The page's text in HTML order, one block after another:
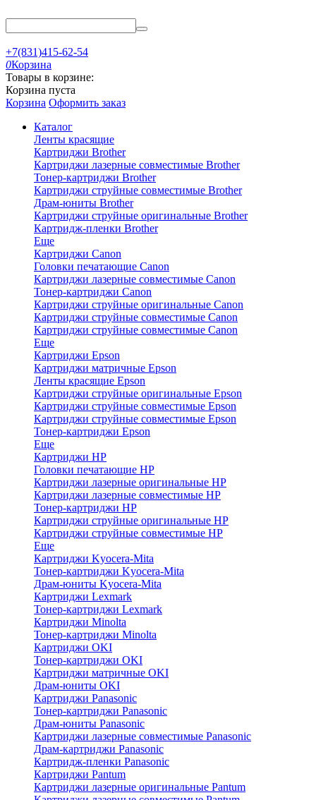
+7(831)415-62-54
0Корзина
Товары в корзине:
Корзина пуста
Корзина Оформить заказ
Каталог
Ленты красящие
Картриджи Brother
Картриджи лазерные совместимые Brother
Тонер-картриджи Brother
Картриджи струйные совместимые Brother
Драм-юниты Brother
Картриджи струйные оригинальные Brother
Картридж-пленки Brother
Еще
Картриджи Canon
Головки печатающие Canon
Картриджи лазерные совместимые Canon
Тонер-картриджи Canon
Картриджи струйные оригинальные Canon
Картриджи струйные совместимые Canon
Картриджи струйные совместимые Canon
Еще
Картриджи Epson
Картриджи матричные Epson
Ленты красящие Epson
Картриджи струйные оригинальные Epson
Картриджи струйные совместимые Epson
Картриджи струйные совместимые Epson
Тонер-картриджи Epson
Еще
Картриджи HP
Головки печатающие HP
Картриджи лазерные оригинальные HP
Картриджи лазерные совместимые HP
Тонер-картриджи HP
Картриджи струйные оригинальные HP
Картриджи струйные совместимые HP
Еще
Картриджи Kyocera-Mita
Тонер-картриджи Kyocera-Mita
Драм-юниты Kyocera-Mita
Картриджи Lexmark
Тонер-картриджи Lexmark
Картриджи Minolta
Тонер-картриджи Minolta
Картриджи OKI
Тонер-картриджи OKI
Картриджи матричные OKI
Драм-юниты OKI
Картриджи Panasonic
Тонер-картриджи Panasonic
Драм-юниты Panasonic
Картриджи лазерные совместимые Panasonic
Драм-картриджи Panasonic
Картридж-пленки Panasonic
Картриджи Pantum
Картриджи лазерные оригинальные Pantum